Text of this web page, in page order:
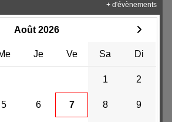
Août 2026
Je Ve Sa Di
1 2
5 6 7 8 9
+ d'évènements